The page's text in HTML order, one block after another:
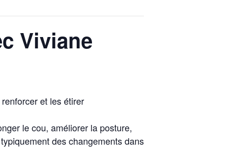
Viviane
et les étirer
le cou, améliorer la posture,
des changements dans